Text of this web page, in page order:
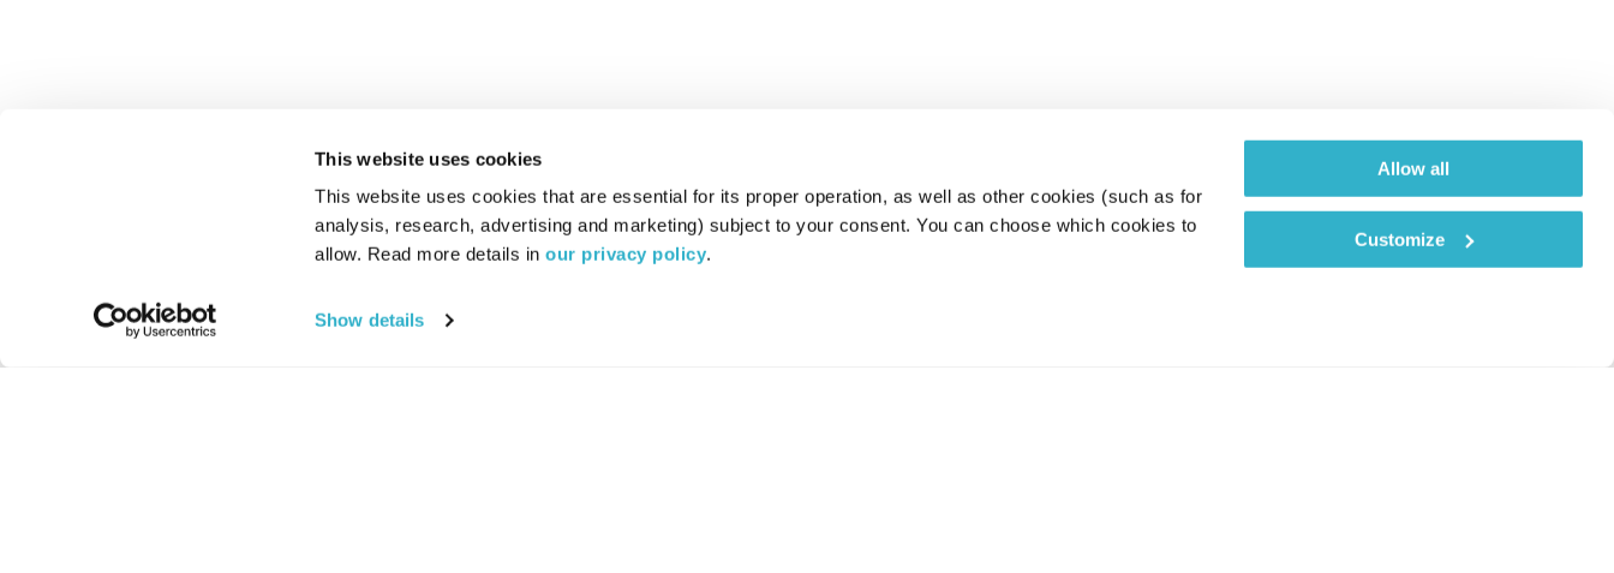
This website uses cookies
This website uses cookies that are essential for its proper operation, as well as other cookies (such as for
analysis, research, advertising and marketing) subject to your consent. You can choose which cookies to
allow. Read more details in our privacy policy.
Show details
Allow all
Customize